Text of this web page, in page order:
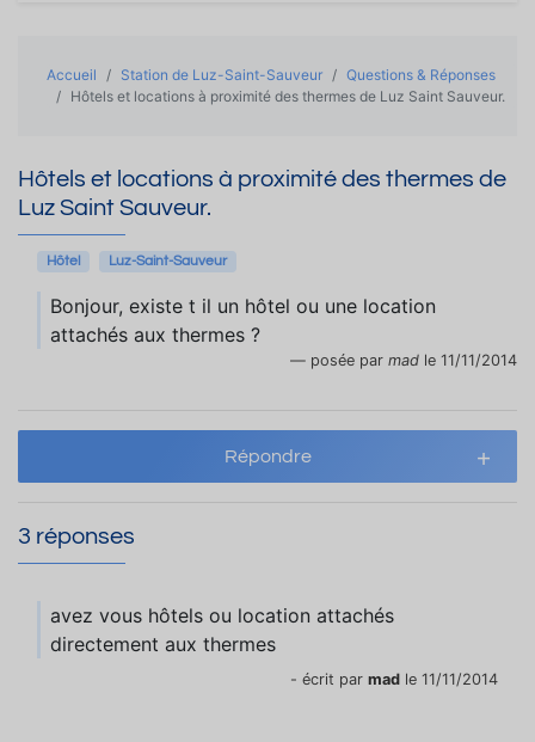
Accueil Station de Luz-Saint-Sauveur
Questions & Réponses
Hôtels et locations à proximité des thermes de Luz Saint Sauveur.
Hôtels et locations à proximité des thermes de
Luz Saint Sauveur.
Hôtel Luz-Saint-Sauveur
Bonjour, existe t il un hôtel ou une location
attachés aux thermes ?
posée par mad le 11/11/2014
Répondre
3 réponses
avez vous hôtels ou location attachés
directement aux thermes
- écrit par mad le 11/11/2014